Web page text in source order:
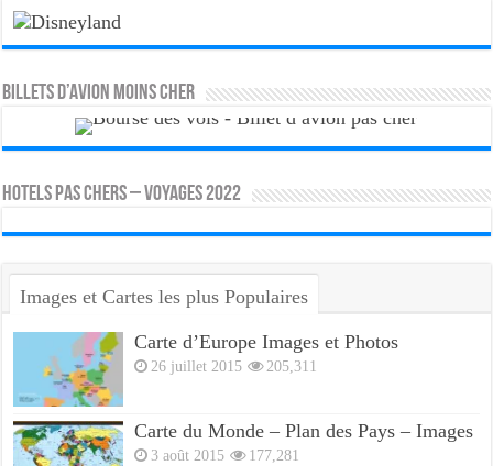
Billets d’avion moins cher
HOTELS PAS CHERS – VOYAGES 2022
Images et Cartes les plus Populaires
Carte d’Europe Images et Photos
26 juillet 2015 205,311
Carte du Monde – Plan des Pays – Images
3 août 2015 177,281